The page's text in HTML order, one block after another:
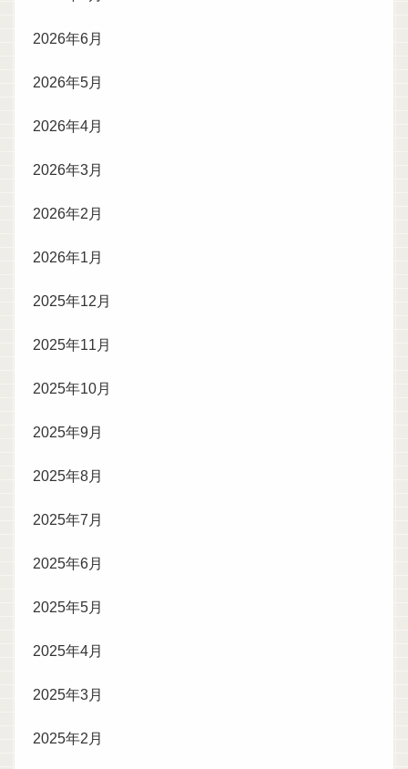
2026年6月
2026年5月
2026年4月
2026年3月
2026年2月
2026年1月
2025年12月
2025年11月
2025年10月
2025年9月
2025年8月
2025年7月
2025年6月
2025年5月
2025年4月
2025年3月
2025年2月